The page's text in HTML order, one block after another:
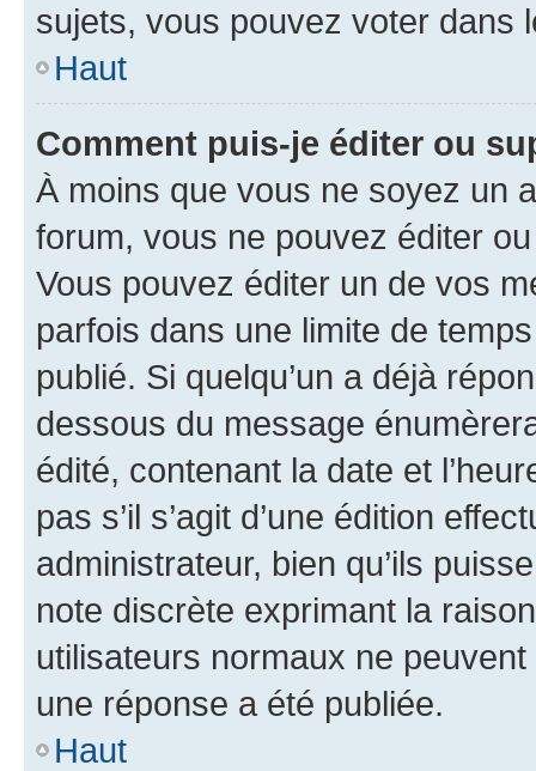
sujets, vous pouvez voter dans
Haut
Comment puis-je éditer ou
À moins que vous ne soyez un
forum, vous ne pouvez éditer
Vous pouvez éditer un de vos
parfois dans une limite de
publié. Si quelqu’un a déjà
dessous du message
édité, contenant la date et
pas s’il s’agit d’une édition
administrateur, bien qu’ils
note discrète exprimant la
utilisateurs normaux ne
une réponse a été publiée.
Haut